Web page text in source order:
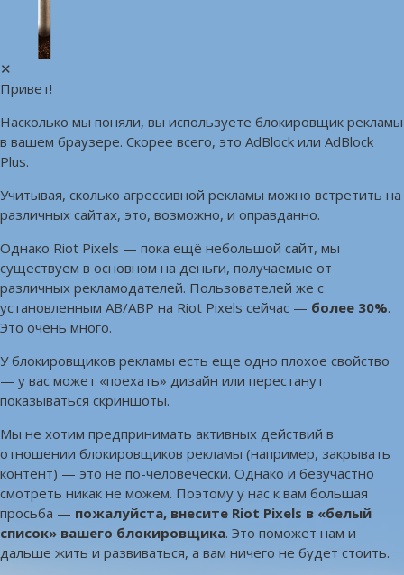
✕
Привет!
Насколько мы поняли, вы используете блокировщик рекламы
в вашем браузере. Скорее всего, это AdBlock или AdBlock
Plus.
Учитывая, сколько агрессивной рекламы можно встретить на
различных сайтах, это, возможно, и оправданно.
Однако Riot Pixels — пока ещё небольшой сайт, мы
существуем в основном на деньги, получаемые от
различных рекламодателей. Пользователей же с
установленным AB/ABP на Riot Pixels сейчас — более 30%.
Это очень много.
У блокировщиков рекламы есть еще одно плохое свойство
— у вас может «поехать» дизайн или перестанут
показываться скриншоты.
Мы не хотим предпринимать активных действий в
отношении блокировщиков рекламы (например, закрывать
контент) — это не по-человечески. Однако и безучастно
смотреть никак не можем. Поэтому у нас к вам большая
просьба — пожалуйста, внесите Riot Pixels в «белый
список» вашего блокировщика. Это поможет нам и
дальше жить и развиваться, а вам ничего не будет стоить.